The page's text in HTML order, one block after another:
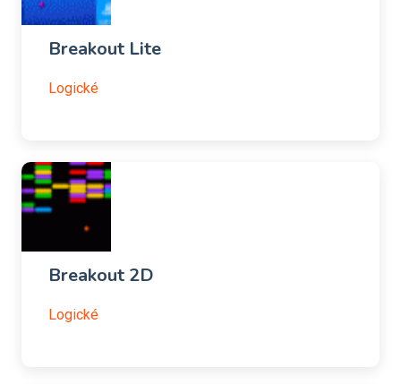
Breakout Lite
Logické
Breakout 2D
Logické